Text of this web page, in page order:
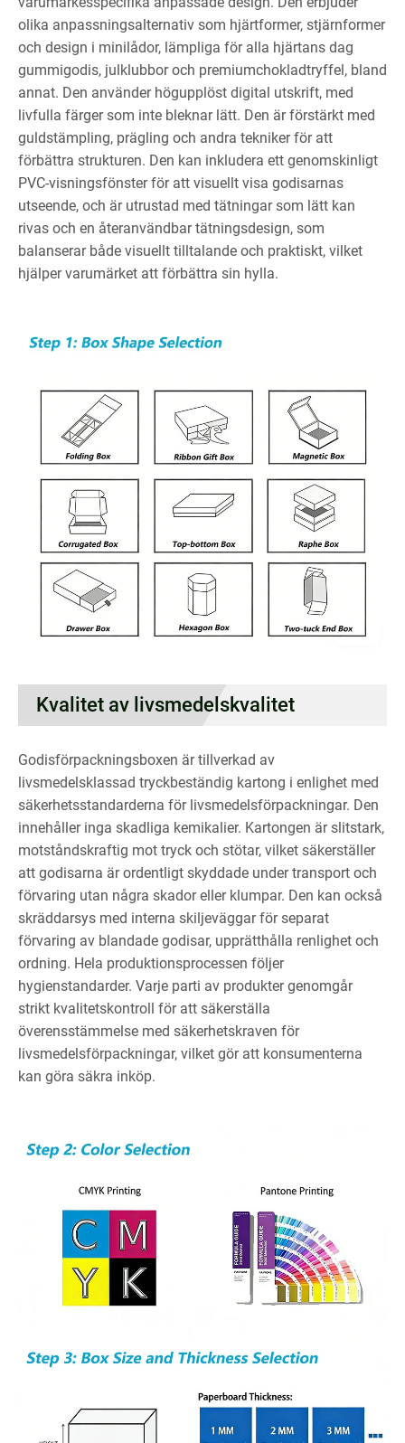
olika anpassningsalternativ som hjärtformer, stjärnformer
och design i minilådor, lämpliga för alla hjärtans dag
gummigodis, julklubbor och premiumchokladtryffel, bland
annat. Den använder högupplöst digital utskrift, med
livfulla färger som inte bleknar lätt. Den är förstärkt med
guldstämpling, prägling och andra tekniker för att
förbättra strukturen. Den kan inkludera ett genomskinligt
PVC-visningsfönster för att visuellt visa godisarnas
utseende, och är utrustad med tätningar som lätt kan
rivas och en återanvändbar tätningsdesign, som
balanserar både visuellt tilltalande och praktiskt, vilket
hjälper varumärket att förbättra sin hylla.
Kvalitet av livsmedelskvalitet
Godisförpackningsboxen är tillverkad av
livsmedelsklassad tryckbeständig kartong i enlighet med
säkerhetsstandarderna för livsmedelsförpackningar. Den
innehåller inga skadliga kemikalier. Kartongen är slitstark,
motståndskraftig mot tryck och stötar, vilket säkerställer
att godisarna är ordentligt skyddade under transport och
förvaring utan några skador eller klumpar. Den kan också
skräddarsys med interna skiljeväggar för separat
förvaring av blandade godisar, upprätthålla renlighet och
ordning. Hela produktionsprocessen följer
hygienstandarder. Varje parti av produkter genomgår
strikt kvalitetskontroll för att säkerställa
överensstämmelse med säkerhetskraven för
livsmedelsförpackningar, vilket gör att konsumenterna
kan göra säkra inköp.